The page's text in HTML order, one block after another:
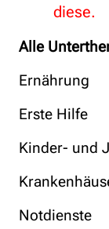
Alle
Ernährung
Erste Hilfe
Kinder- und
Notdienste
diese.